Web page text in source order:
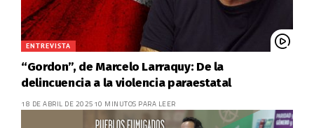
ENTREVISTA
“Gordon”, de Marcelo Larraquy: De la
delincuencia a la violencia paraestatal
18 DE ABRIL DE 2025 10 MINUTOS PARA LEER